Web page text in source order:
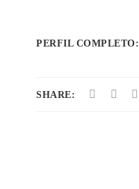
PERFIL COMPLETO:
SHARE: